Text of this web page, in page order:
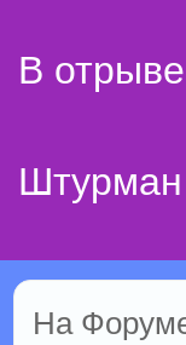
В
Штурман
На